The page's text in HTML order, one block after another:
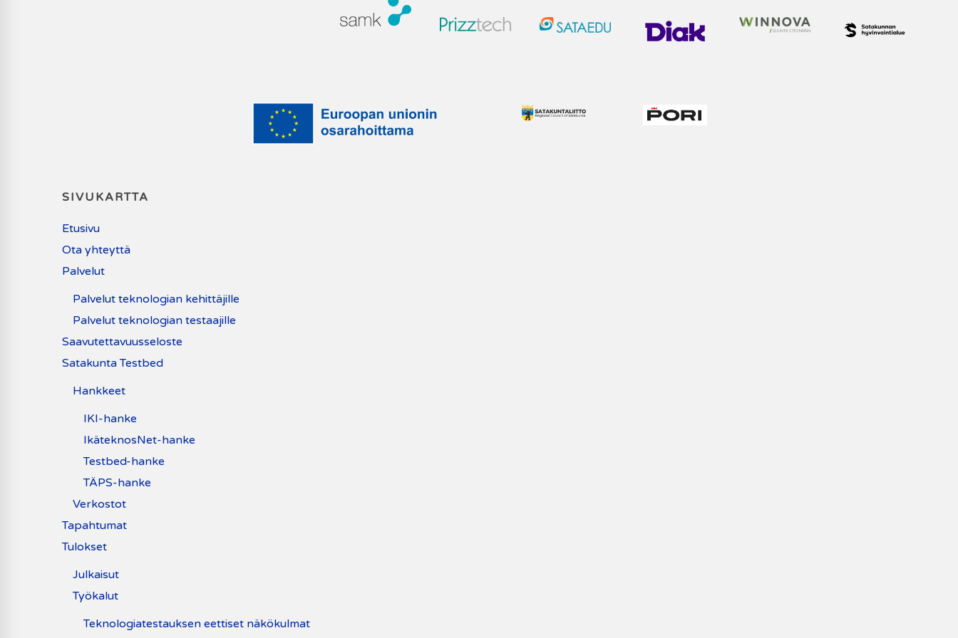
SIVUKARTTA
Etusivu
Ota yhteyttä
Palvelut
Palvelut teknologian kehittäjille
Palvelut teknologian testaajille
Saavutettavuusseloste
Satakunta Testbed
Hankkeet
IKI-hanke
IkäteknosNet-hanke
Testbed-hanke
TÄPS-hanke
Verkostot
Tapahtumat
Tulokset
Julkaisut
Työkalut
Teknologiatestauksen eettiset näkökulmat